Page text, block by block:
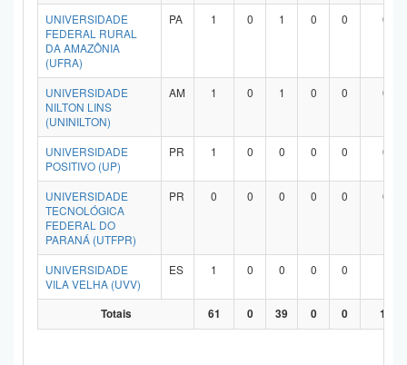
UNIVERSIDADE
FEDERAL RURAL
DA AMAZÔNIA
(UFRA)
PA 1 0 1 0 0 0
UNIVERSIDADE
NILTON LINS
(UNINILTON)
AM 1 0 1 0 0 0
UNIVERSIDADE
POSITIVO (UP)
PR 1 0 0 0 0 0
UNIVERSIDADE
TECNOLÓGICA
FEDERAL DO
PARANÁ (UTFPR)
PR 0 0 0 0 0 0
UNIVERSIDADE
VILA VELHA (UVV)
ES 1 0 0 0 0
Totais 61 0 39 0 0 19